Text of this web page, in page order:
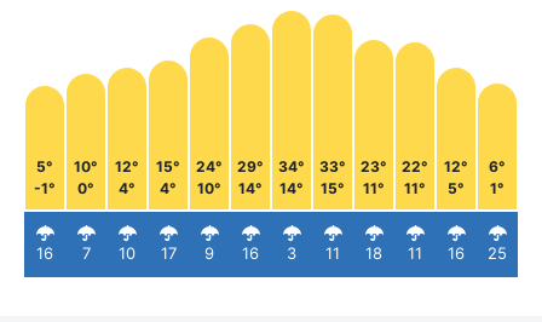
5°
-1°
16
10°
0°
7
12°
4°
10
15°
4°
17
24°
10°
9
29°
14°
16
34°
14°
3
33°
15°
11
23°
11°
18
22°
11°
11
12°
5°
16
6°
1°
25